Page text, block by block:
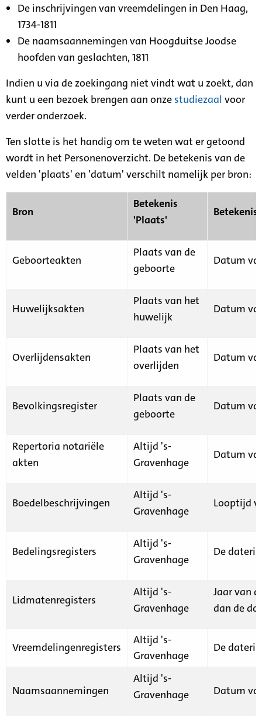
De inschrijvingen van vreemdelingen in Den Haag,
1734-1811
De naamsaannemingen van Hoogduitse Joodse
hoofden van geslachten, 1811
Indien u via de zoekingang niet vindt wat u zoekt, dan
kunt u een bezoek brengen aan onze studiezaal voor
verder onderzoek.
Ten slotte is het handig om te weten wat er getoond
wordt in het Personenoverzicht. De betekenis van de
velden 'plaats' en 'datum' verschilt namelijk per bron:
Bron
Betekenis
'Plaats'
Geboorteakten
Plaats van de
geboorte
Datum
Huwelijksakten
Plaats van het
huwelijk
Datum
Overlijdensakten
Plaats van het
overlijden
Datum
Bevolkingsregister
Plaats van de
geboorte
Datum
Repertoria notariële
akten
Altijd 's-
Gravenhage
Datum
Boedelbeschrijvingen
Altijd 's-
Gravenhage
Looptijd
Bedelingsregisters
Altijd 's-
Gravenhage
De
Lidmatenregisters
Altijd 's-
Gravenhage
Jaar van
dan de
Vreemdelingenregisters
Altijd 's-
Gravenhage
De
Naamsaannemingen
Altijd 's-
Gravenhage
Datum